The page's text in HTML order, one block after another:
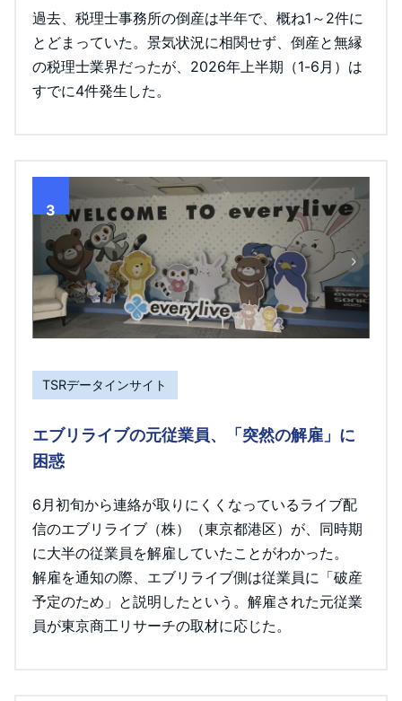
過去、税理士事務所の倒産は半年で、概ね1～2件に
とどまっていた。景気状況に相関せず、倒産と無縁
の税理士業界だったが、2026年上半期（1-6月）は
すでに4件発生した。
3
TSRデータインサイト
エブリライブの元従業員、「突然の解雇」に
困惑
6月初旬から連絡が取りにくくなっているライブ配
信のエブリライブ（株）（東京都港区）が、同時期
に大半の従業員を解雇していたことがわかった。
解雇を通知の際、エブリライブ側は従業員に「破産
予定のため」と説明したという。解雇された元従業
員が東京商工リサーチの取材に応じた。